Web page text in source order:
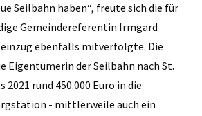
Seilbahn haben“, freute sich die für
Gemeindereferentin Irmgard
ebenfalls mitverfolgte. Die
Eigentümerin der Seilbahn nach St.
rund 450.000 Euro in die
- mittlerweile auch ein